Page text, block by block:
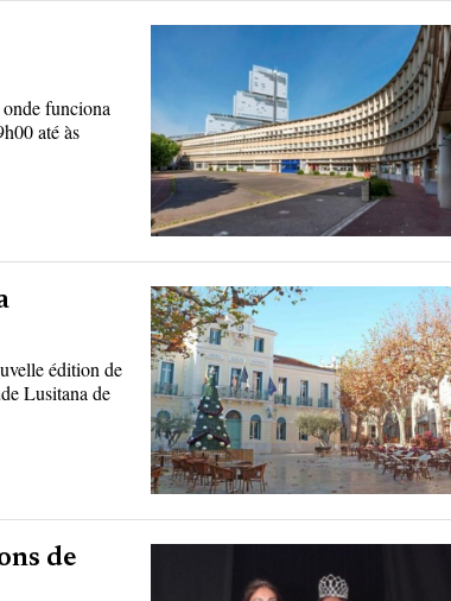
funciona
até às
édition de
Lusitana de
de